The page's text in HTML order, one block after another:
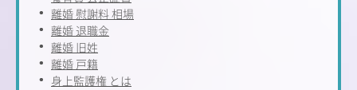
離婚 慰謝料 相場
離婚 退職金
離婚 旧姓
離婚 戸籍
身上監護権 とは